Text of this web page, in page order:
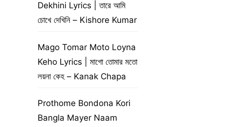
Dekhini Lyrics | তারে আমি
চোখে দেখিনি – Kishore Kumar
Mago Tomar Moto Loyna
Keho Lyrics | মাগো তোমার মতো
লয়না কেহ – Kanak Chapa
Prothome Bondona Kori
Bangla Mayer Naam